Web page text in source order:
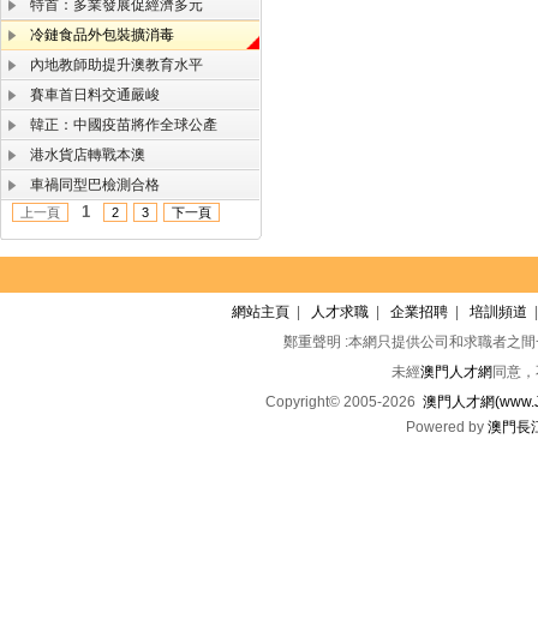
特首：多業發展促經濟多元
冷鏈食品外包裝擴消毒
內地教師助提升澳教育水平
賽車首日料交通嚴峻
韓正：中國疫苗將作全球公產
港水貨店轉戰本澳
車禍同型巴檢測合格
上一頁 1 2 3 下一頁
網站主頁 人才求職 企業招聘 培訓頻道
鄭重聲明 :本網只提供公司和求職者之
未經澳門人才網 同意
Copyright© 2005-2026 澳門人才網
Powered by 澳門長